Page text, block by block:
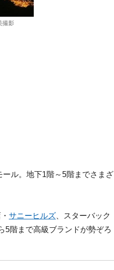
撮影
ール。地下1階～5階までさまざ
サニーヒルズ 、スターバック
5階まで高級ブランドが勢ぞろ